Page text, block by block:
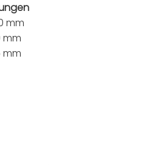
mm
mm
mm